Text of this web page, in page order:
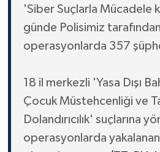
'Siber Suçlarla Mücadele
günde Polisimiz
operasyonlarda 357
18 il merkezli 'Yasa Dışı
Çocuk Müstehcenliği ve
Dolandırıcılık' suçlarına
operasyonlarda